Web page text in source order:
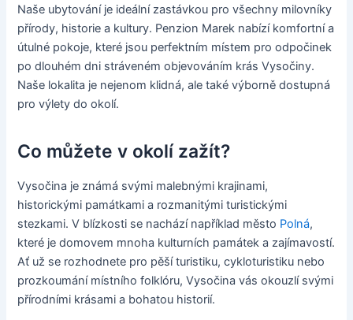
Naše ubytování je ideální zastávkou pro všechny milovníky
přírody, historie a kultury. Penzion Marek nabízí komfortní a
útulné pokoje, které jsou perfektním místem pro odpočinek
po dlouhém dni stráveném objevováním krás Vysočiny.
Naše lokalita je nejenom klidná, ale také výborně dostupná
pro výlety do okolí.
Co můžete v okolí zažít?
Vysočina je známá svými malebnými krajinami,
historickými památkami a rozmanitými turistickými
stezkami. V blízkosti se nachází například město Polná,
které je domovem mnoha kulturních památek a zajímavostí.
Ať už se rozhodnete pro pěší turistiku, cykloturistiku nebo
prozkoumání místního folklóru, Vysočina vás okouzlí svými
přírodními krásami a bohatou historií.